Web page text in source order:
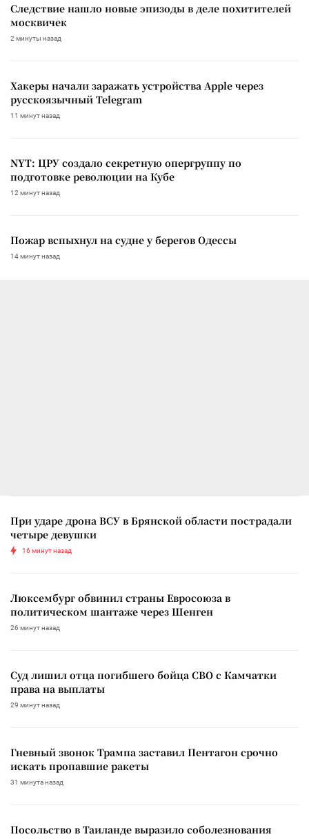
Следствие нашло новые эпизоды в деле похитителей
москвичек
2 минуты назад
Хакеры начали заражать устройства Apple через
русскоязычный Telegram
11 минут назад
NYT: ЦРУ создало секретную опергруппу по
подготовке революции на Кубе
12 минут назад
Пожар вспыхнул на судне у берегов Одессы
14 минут назад
При ударе дрона ВСУ в Брянской области пострадали
четыре девушки
16 минут назад
Люксембург обвинил страны Евросоюза в
политическом шантаже через Шенген
26 минут назад
Суд лишил отца погибшего бойца СВО с Камчатки
права на выплаты
29 минут назад
Гневный звонок Трампа заставил Пентагон срочно
искать пропавшие ракеты
31 минута назад
Посольство в Таиланде выразило соболезнования